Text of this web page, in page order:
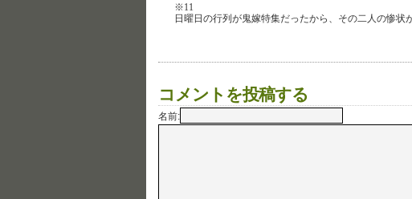
※11
日曜日の行列が鬼嫁特集だったから、その二人の惨状
コメントを投稿する
名前: